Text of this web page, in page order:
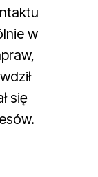
w
się